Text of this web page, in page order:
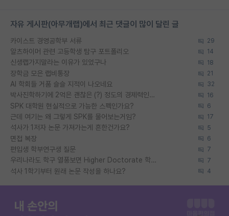
자유 게시판(아무개랩)에서 최근 댓글이 많이 달린 글
카이스트 경영공학부 서류 29
알츠하이머 관련 고등학생 탐구 포트폴리오 14
신생랩가지말라는 이유가 있었구나 18
장학금 모은 랩비통장 21
AI 학회들 거품 슬슬 지적이 나오네요 32
박사진학하기에 2억은 괜찮은 (?) 정도의 경제력인가요 16
SPK 대학원 현실적으로 가능한 스펙인가요? 6
근데 여기는 왜 그렇게 SPK를 물어보는거임? 17
석사가 1저자 논문 가져가는게 흔한건가요? 5
면접 복장 6
편입생 학부연구생 질문 7
우리나라도 학구 열풍보면 Higher Doctorate 학위가 필요하다고 봅니다. 7
석사 1학기부터 원래 논문 작성을 하나요? 4